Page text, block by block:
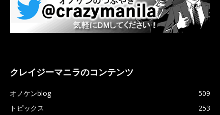
クレイジーマニラのコンテンツ
オノケンblog
509
トピックス
253